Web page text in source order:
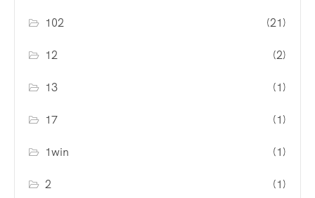
102 (21)
12 (2)
13 (1)
17 (1)
1win (1)
2 (1)